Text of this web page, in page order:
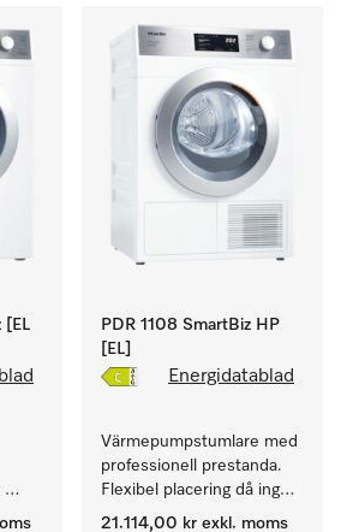
[EL
PDR 1108 SmartBiz HP
[EL]
Energidatablad
Värmepumpstumlare med
professionell prestanda.
Flexibel placering då ingen
evakueringskanal behövs.
21.114,00 kr exkl. moms